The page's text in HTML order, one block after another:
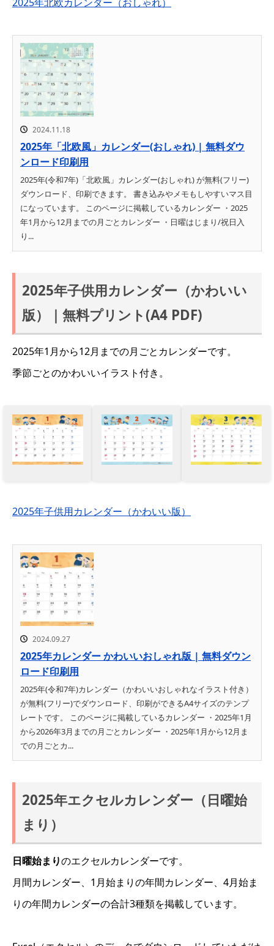
2024.11.18
2025年「北欧風」カレンダー(おしゃれ) | 無料ダウ
ンロード印刷用
2025年(令和7年)「北欧風」カレンダー(おしゃれ) が無料(フリー)
ダウンロード、印刷できます。 書き込みやメモもしやすいマス目
になっています。 このページに掲載しているカレンダー ・2025
年1月から12月までの月ごとカレンダー ・日曜はじまり/祝日入
り...
2025年子供用カレンダー（かわいい
版）｜無料プリント(A4 PDF)
2025年1月から12月までの月ごとカレンダーです。
季節ごとのかわいいイラスト付き。
2025年子供用カレンダー（かわいい版）
2024.09.27
2025年カレンダー かわいいおしゃれ版 | 無料ダウン
ロード印刷用
2025年(令和7年)カレンダー（かわいいおしゃれなイラスト付き）
が無料(フリー)でダウンロード、印刷ができるA4サイズのテンプ
レートです。 このページに掲載しているカレンダー ・2025年1月
から2026年3月までの月ごとカレンダー ・2025年1月から12月ま
での月ごとカ...
2025年エクセルカレンダー（日曜始
まり）
日曜始まりのエクセルカレンダーです。
月間カレンダー、1月始まりの年間カレンダー、4月始ま
りの年間カレンダーの合計3種類を掲載しています。